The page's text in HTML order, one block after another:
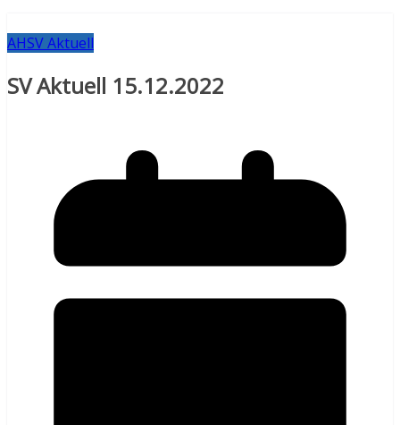
AHSV Aktuell
SV Aktuell 15.12.2022